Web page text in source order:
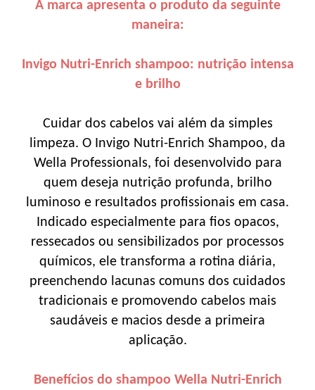
A marca apresenta o produto da seguinte
maneira:
Invigo Nutri-Enrich shampoo: nutrição intensa
e brilho
Cuidar dos cabelos vai além da simples
limpeza. O Invigo Nutri-Enrich Shampoo, da
Wella Professionals, foi desenvolvido para
quem deseja nutrição profunda, brilho
luminoso e resultados profissionais em casa.
Indicado especialmente para fios opacos,
ressecados ou sensibilizados por processos
químicos, ele transforma a rotina diária,
preenchendo lacunas comuns dos cuidados
tradicionais e promovendo cabelos mais
saudáveis e macios desde a primeira
aplicação.
Benefícios do shampoo Wella Nutri-Enrich